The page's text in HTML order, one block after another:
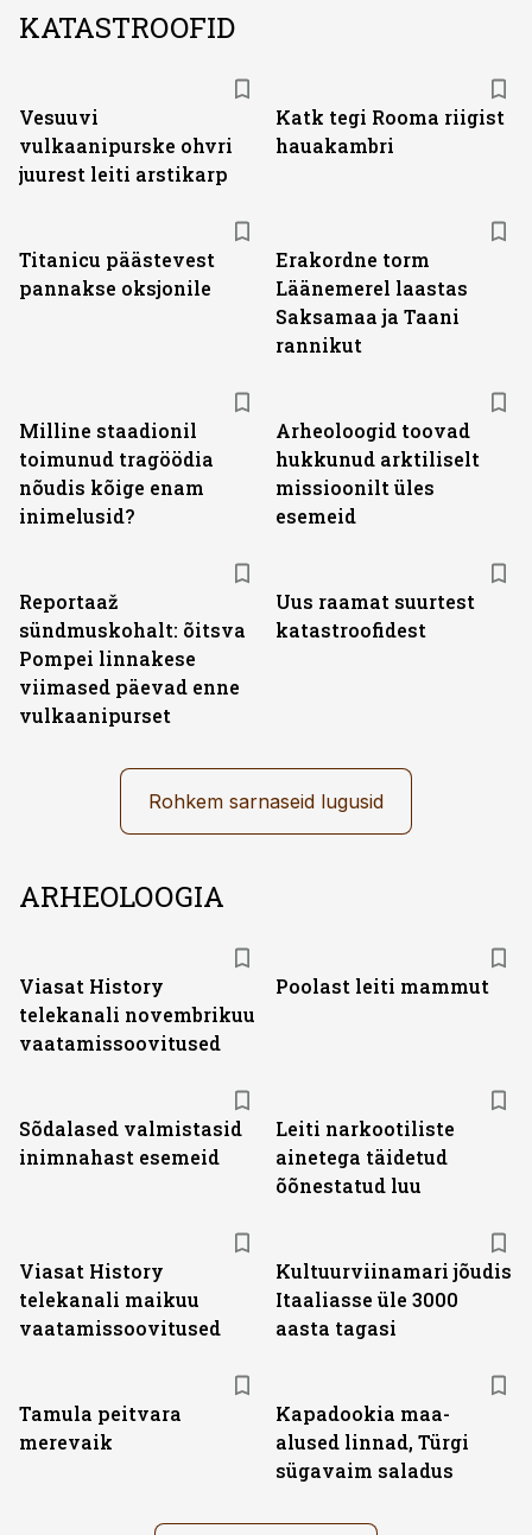
KATASTROOFID
Vesuuvi
vulkaanipurske ohvri
juurest leiti arstikarp
Katk tegi Rooma riigist
hauakambri
Titanicu päästevest
pannakse oksjonile
Erakordne torm
Läänemerel laastas
Saksamaa ja Taani
rannikut
Milline staadionil
toimunud tragöödia
nõudis kõige enam
inimelusid?
Arheoloogid toovad
hukkunud arktiliselt
missioonilt üles
esemeid
Reportaaž
sündmuskohalt: õitsva
Pompei linnakese
viimased päevad enne
vulkaanipurset
Uus raamat suurtest
katastroofidest
Rohkem sarnaseid lugusid
ARHEOLOOGIA
Viasat History
telekanali novembrikuu
vaatamissoovitused
Poolast leiti mammut
Sõdalased valmistasid
inimnahast esemeid
Leiti narkootiliste
ainetega täidetud
õõnestatud luu
Viasat History
telekanali maikuu
vaatamissoovitused
Kultuurviinamari jõudis
Itaaliasse üle 3000
aasta tagasi
Tamula peitvara
merevaik
Kapadookia maa-
alused linnad, Türgi
sügavaim saladus